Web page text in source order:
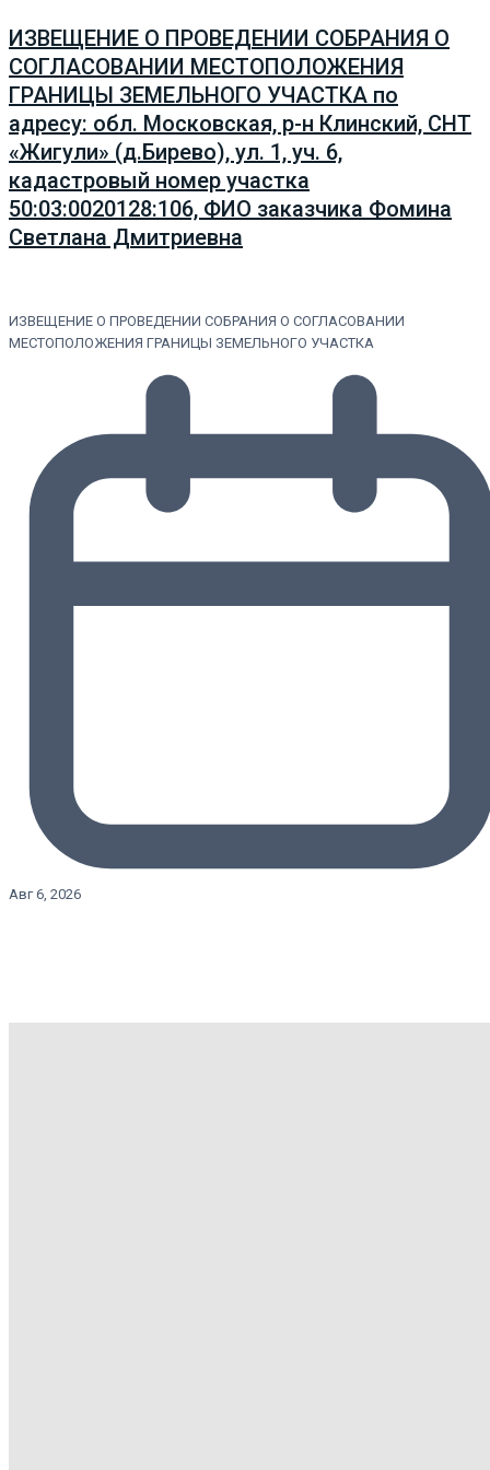
ИЗВЕЩЕНИЕ О ПРОВЕДЕНИИ СОБРАНИЯ О
СОГЛАСОВАНИИ МЕСТОПОЛОЖЕНИЯ
ГРАНИЦЫ ЗЕМЕЛЬНОГО УЧАСТКА по
адресу: обл. Московская, р-н Клинский, СНТ
«Жигули» (д.Бирево), ул. 1, уч. 6,
кадастровый номер участка
50:03:0020128:106, ФИО заказчика Фомина
Светлана Дмитриевна
ИЗВЕЩЕНИЕ О ПРОВЕДЕНИИ СОБРАНИЯ О СОГЛАСОВАНИИ
МЕСТОПОЛОЖЕНИЯ ГРАНИЦЫ ЗЕМЕЛЬНОГО УЧАСТКА
Авг 6, 2026